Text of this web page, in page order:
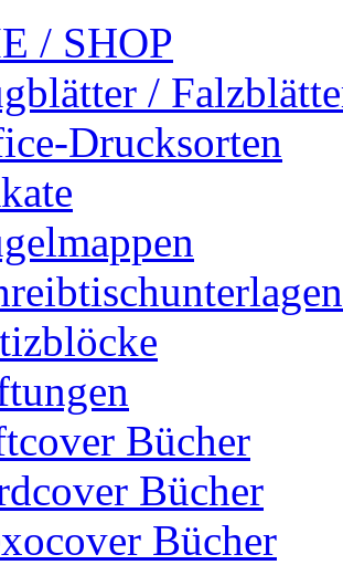
/ SHOP
/
Drucksorten
Bücher
Bücher
Bücher